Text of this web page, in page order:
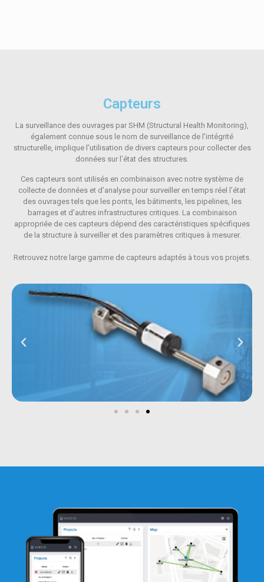
Capteurs
La surveillance des ouvrages par SHM (Structural Health Monitoring),
également connue sous le nom de surveillance de l’intégrité
structurelle, implique l’utilisation de divers capteurs pour collecter des
données sur l’état des structures.
Ces capteurs sont utilisés en combinaison avec notre système de
collecte de données et d’analyse pour surveiller en temps réel l’état
des ouvrages tels que les ponts, les bâtiments, les pipelines, les
barrages et d’autres infrastructures critiques. La combinaison
appropriée de ces capteurs dépend des caractéristiques spécifiques
de la structure à surveiller et des paramètres critiques à mesurer.
Retrouvez notre large gamme de capteurs adaptés à tous vos projets.